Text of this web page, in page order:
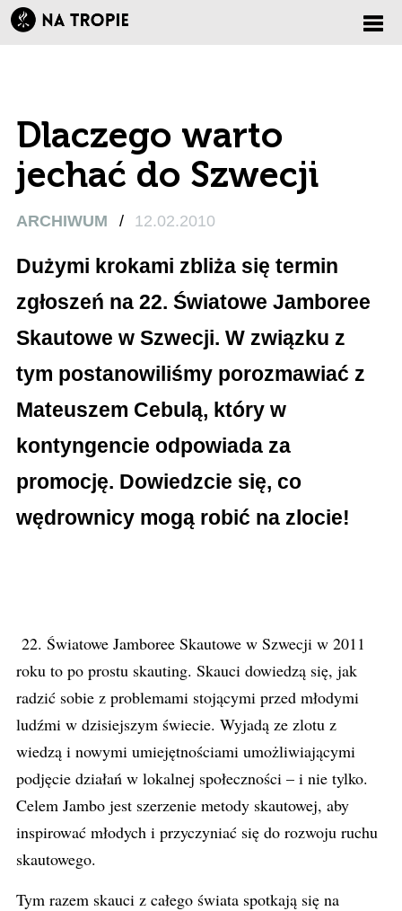
Dlaczego warto
jechać do Szwecji
ARCHIWUM / 12.02.2010
Dużymi krokami zbliża się termin
zgłoszeń na 22. Światowe Jamboree
Skautowe w Szwecji. W związku z
tym postanowiliśmy porozmawiać z
Mateuszem Cebulą, który w
kontyngencie odpowiada za
promocję. Dowiedzcie się, co
wędrownicy mogą robić na zlocie!
22. Światowe Jamboree Skautowe w Szwecji w 2011
roku to po prostu skauting. Skauci dowiedzą się, jak
radzić sobie z problemami stojącymi przed młodymi
ludźmi w dzisiejszym świecie. Wyjadą ze zlotu z
wiedzą i nowymi umiejętnościami umożliwiającymi
podjęcie działań w lokalnej społeczności – i nie tylko.
Celem Jambo jest szerzenie metody skautowej, aby
inspirować młodych i przyczyniać się do rozwoju ruchu
skautowego.
Tym razem skauci z całego świata spotkają się na